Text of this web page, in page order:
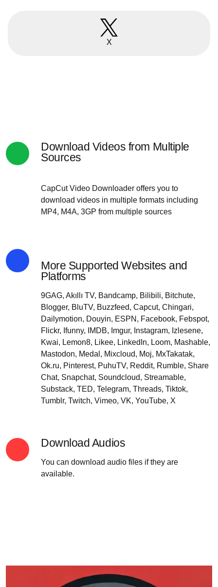
X
Download Videos from Multiple
Sources
CapCut Video Downloader offers you to
download videos in multiple formats including
MP4, M4A, 3GP from multiple sources
More Supported Websites and
Platforms
9GAG, Akıllı TV, Bandcamp, Bilibili, Bitchute,
Blogger, BluTV, Buzzfeed, Capcut, Chingari,
Dailymotion, Douyin, ESPN, Facebook, Febspot,
Flickr, Ifunny, IMDB, Imgur, Instagram, Izlesene,
Kwai, Lemon8, Likee, LinkedIn, Loom, Mashable,
Mastodon, Medal, Mixcloud, Moj, MxTakatak,
Ok.ru, Pinterest, PuhuTV, Reddit, Rumble, Share
Chat, Snapchat, Soundcloud, Streamable,
Substack, TED, Telegram, Threads, Tiktok,
Tumblr, Twitch, Vimeo, VK, YouTube, X
Download Audios
You can download audio files if they are
available.